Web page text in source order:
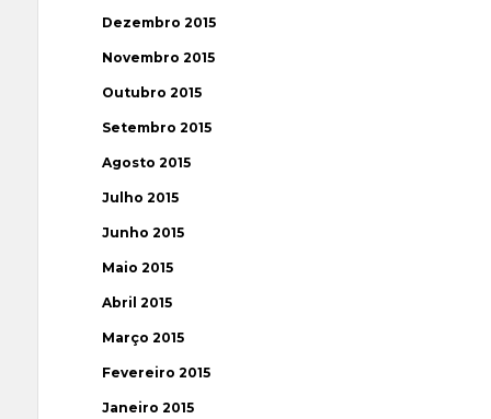
Dezembro 2015
Novembro 2015
Outubro 2015
Setembro 2015
Agosto 2015
Julho 2015
Junho 2015
Maio 2015
Abril 2015
Março 2015
Fevereiro 2015
Janeiro 2015